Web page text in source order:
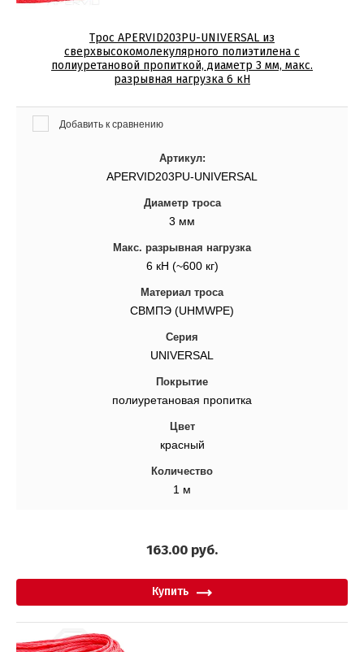
Трос APERVID203PU-UNIVERSAL из
сверхвысокомолекулярного полиэтилена c
полиуретановой пропиткой, диаметр 3 мм, макс.
разрывная нагрузка 6 кН
Добавить к сравнению
Артикул:
APERVID203PU-UNIVERSAL
Диаметр троса
3 мм
Макс. разрывная нагрузка
6 кН (~600 кг)
Материал троса
СВМПЭ (UHMWPE)
Серия
UNIVERSAL
Покрытие
полиуретановая пропитка
Цвет
красный
Количество
1 м
163.00 руб.
Купить
Материал троса:
Материал сердечника:
Результатов на странице: